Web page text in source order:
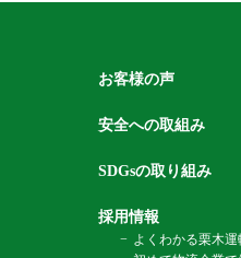
お客様の声
安全への取組み
SDGsの取り組み
採用情報
よくわかる栗木運